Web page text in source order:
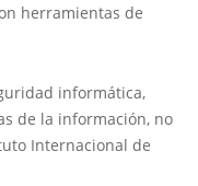
herramientas de
informática,
de la información, no
Internacional de